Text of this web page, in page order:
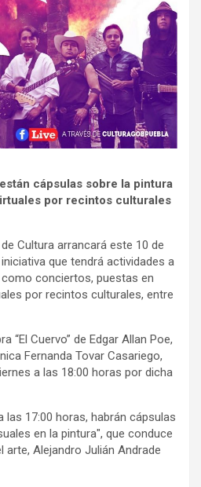
cápsulas sobre la pintura
por recintos culturales
Cultura arrancará este 10 de
que tendrá actividades a
conciertos, puestas en
por recintos culturales, entre
“El Cuervo” de Edgar Allan Poe,
Fernanda Tovar Casariego,
a las 18:00 horas por dicha
las 17:00 horas, habrán cápsulas
en la pintura", que conduce
Alejandro Julián Andrade